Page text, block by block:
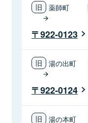
薬師町
922-0123
湯の出町
922-0124
湯の本町